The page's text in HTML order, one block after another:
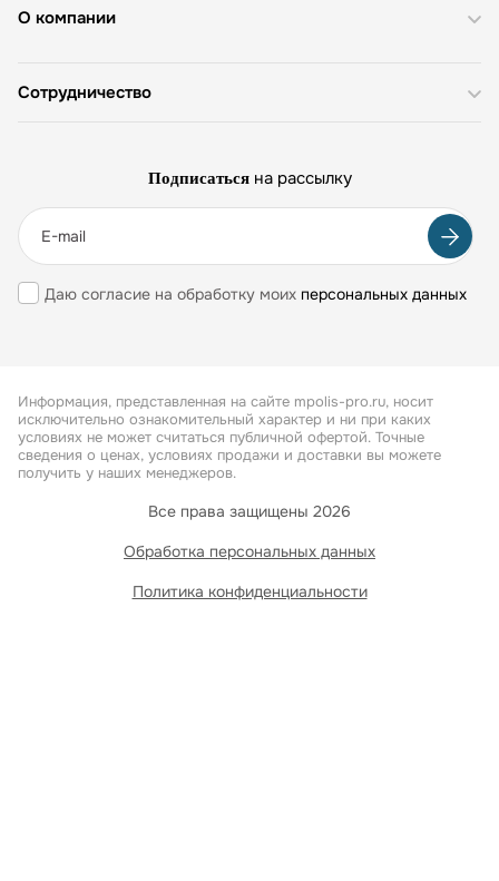
О компании
Сотрудничество
Подписаться на рассылку
Даю согласие на обработку моих персональных данных
Информация, представленная на сайте mpolis-pro.ru, носит
исключительно ознакомительный характер и ни при каких
условиях не может считаться публичной офертой. Точные
сведения о ценах, условиях продажи и доставки вы можете
получить у наших менеджеров.
Все права защищены 2026
Обработка персональных данных
Политика конфиденциальности